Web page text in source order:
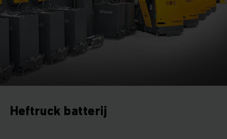
Heftruck batterij